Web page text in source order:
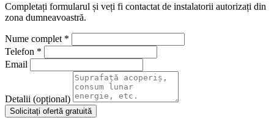
Completați formularul și veți fi contactat de instalatorii autorizați din
zona dumneavoastră.
Nume complet *
Telefon *
Email
Detalii (opțional)
Solicitați ofertă gratuită